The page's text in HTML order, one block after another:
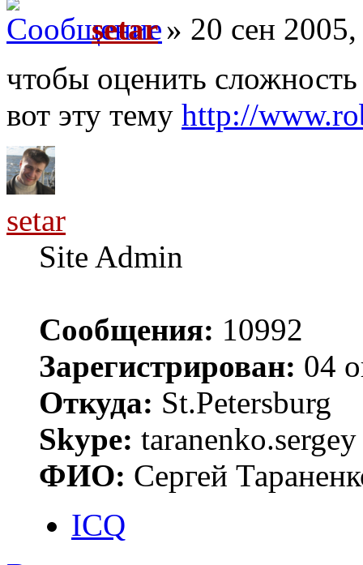
setar» 20 сен
чтобы оценить
вот эту тему http://
setar
Site Admin
Сообщения: 10992
Зарегистрирован: 04
Откуда: St.Petersburg
Skype: taranenko.sergey
ФИО: Сергей
ICQ